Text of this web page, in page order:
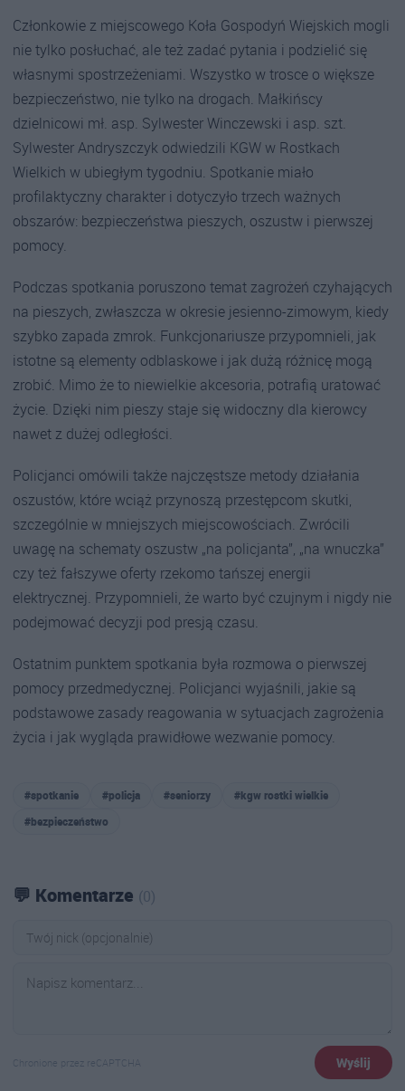
Członkowie z miejscowego Koła Gospodyń Wiejskich mogli
nie tylko posłuchać, ale też zadać pytania i podzielić się
własnymi spostrzeżeniami. Wszystko w trosce o większe
bezpieczeństwo, nie tylko na drogach. Małkińscy
dzielnicowi mł. asp. Sylwester Winczewski i asp. szt.
Sylwester Andryszczyk odwiedzili KGW w Rostkach
Wielkich w ubiegłym tygodniu. Spotkanie miało
profilaktyczny charakter i dotyczyło trzech ważnych
obszarów: bezpieczeństwa pieszych, oszustw i pierwszej
pomocy.
Podczas spotkania poruszono temat zagrożeń czyhających
na pieszych, zwłaszcza w okresie jesienno-zimowym, kiedy
szybko zapada zmrok. Funkcjonariusze przypomnieli, jak
istotne są elementy odblaskowe i jak dużą różnicę mogą
zrobić. Mimo że to niewielkie akcesoria, potrafią uratować
życie. Dzięki nim pieszy staje się widoczny dla kierowcy
nawet z dużej odległości.
Policjanci omówili także najczęstsze metody działania
oszustów, które wciąż przynoszą przestępcom skutki,
szczególnie w mniejszych miejscowościach. Zwrócili
uwagę na schematy oszustw „na policjanta”, „na wnuczka”
czy też fałszywe oferty rzekomo tańszej energii
elektrycznej. Przypomnieli, że warto być czujnym i nigdy nie
podejmować decyzji pod presją czasu.
Ostatnim punktem spotkania była rozmowa o pierwszej
pomocy przedmedycznej. Policjanci wyjaśnili, jakie są
podstawowe zasady reagowania w sytuacjach zagrożenia
życia i jak wygląda prawidłowe wezwanie pomocy.
#spotkanie #policja #seniorzy
#kgw rostki wielkie
#bezpieczeństwo
💬 Komentarze (0)
Chronione przez reCAPTCHA Wyślij